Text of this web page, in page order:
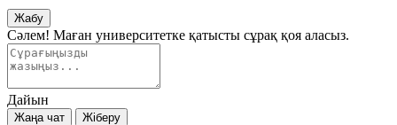
Жабу
Сәлем! Маған университетке қатысты сұрақ қоя аласыз.
Дайын
Жаңа чат Жіберу